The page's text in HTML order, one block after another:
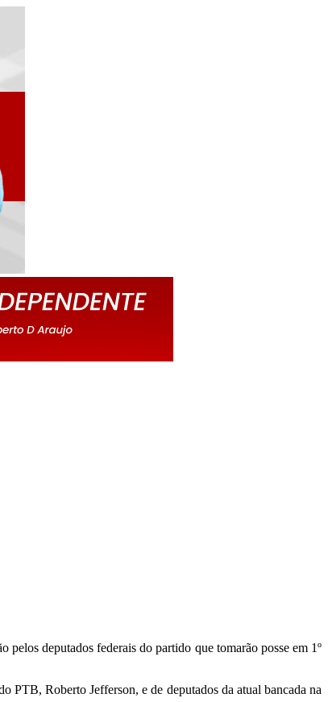
deputados federais do partido que tomarão posse em 1º
PTB, Roberto Jefferson, e de deputados da atual bancada na